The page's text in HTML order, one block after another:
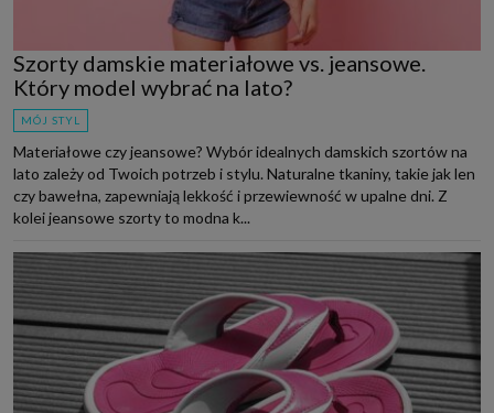
Szorty damskie materiałowe vs. jeansowe.
Który model wybrać na lato?
MÓJ STYL
Materiałowe czy jeansowe? Wybór idealnych damskich szortów na
lato zależy od Twoich potrzeb i stylu. Naturalne tkaniny, takie jak len
czy bawełna, zapewniają lekkość i przewiewność w upalne dni. Z
kolei jeansowe szorty to modna k...